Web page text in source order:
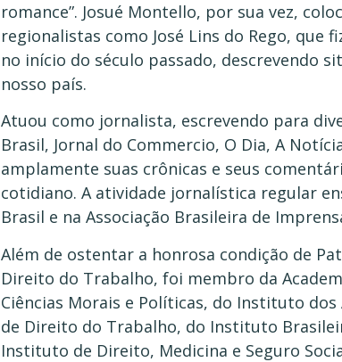
romance”. Josué Montello, por sua vez,
regionalistas como José Lins do Rego, que
no início do século passado, descrevendo
nosso país.
Atuou como jornalista, escrevendo para
Brasil, Jornal do Commercio, O Dia, A
amplamente suas crônicas e seus
cotidiano. A atividade jornalística regular
Brasil e na Associação Brasileira de
Além de ostentar a honrosa condição de
Direito do Trabalho, foi membro da
Ciências Morais e Políticas, do Instituto
de Direito do Trabalho, do Instituto
Instituto de Direito, Medicina e Seguro